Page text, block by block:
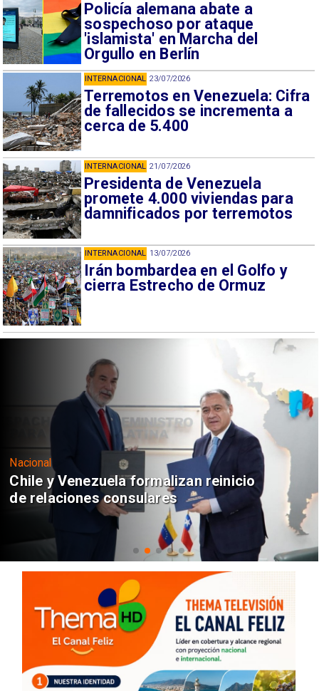
Policía alemana abate a
sospechoso por ataque
'islamista' en Marcha del
Orgullo en Berlín
23/07/2026
Terremotos en Venezuela: Cifra
de fallecidos se incrementa a
cerca de 5.400
INTERNACIONAL
21/07/2026
Presidenta de Venezuela
promete 4.000 viviendas para
damnificados por terremotos
INTERNACIONAL
13/07/2026
Irán bombardea en el Golfo y
cierra Estrecho de Ormuz
INTERNACIONAL
Nacional
Chile y Venezuela formalizan reinicio
de relaciones consulares